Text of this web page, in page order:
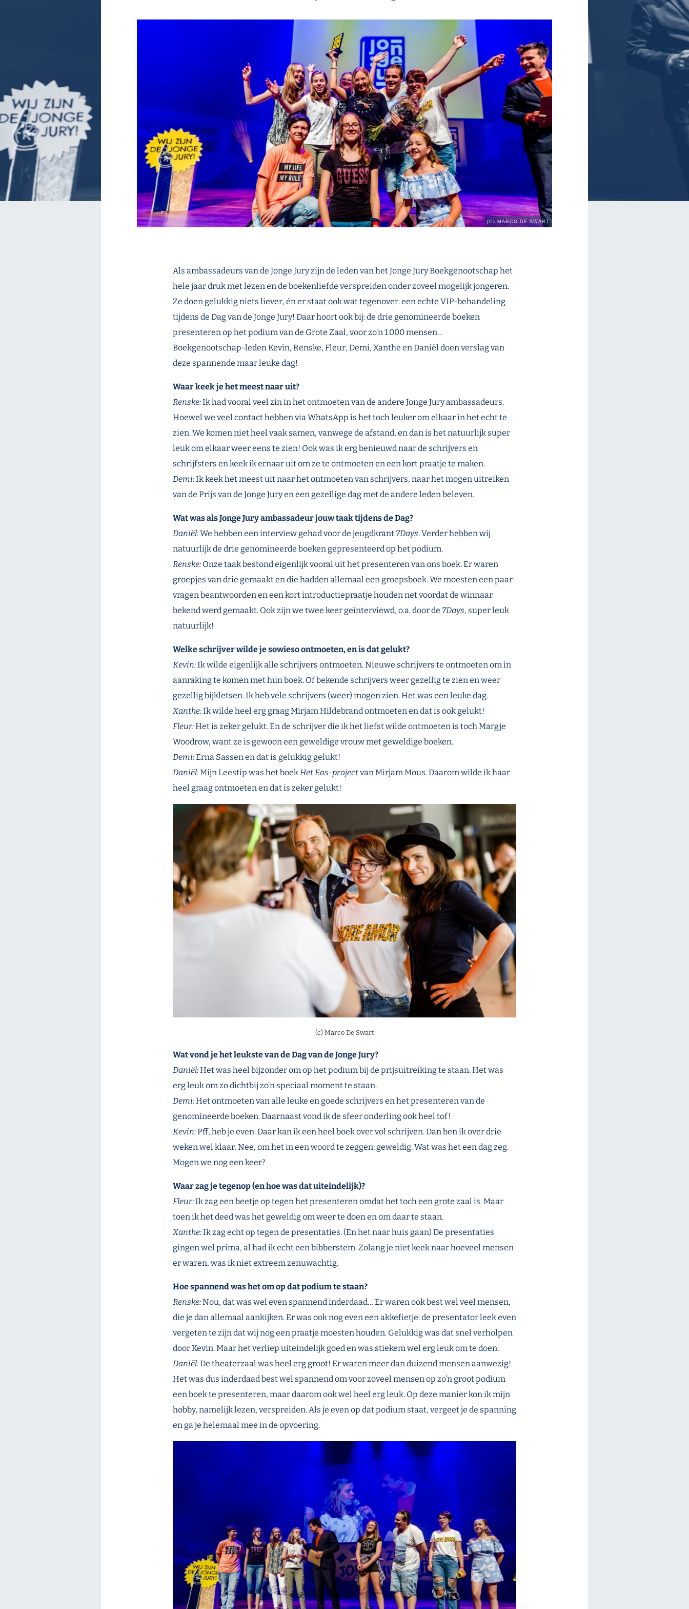
Als ambassadeurs van de Jonge Jury zijn de leden van het Jonge Jury Boekgenootschap het
hele jaar druk met lezen en de boekenliefde verspreiden onder zoveel mogelijk jongeren.
Ze doen gelukkig niets liever, én er staat ook wat tegenover: een echte VIP-behandeling
tijdens de Dag van de Jonge Jury! Daar hoort ook bij: de drie genomineerde boeken
presenteren op het podium van de Grote Zaal, voor zo’n 1.000 mensen…
Boekgenootschap-leden Kevin, Renske, Fleur, Demi, Xanthe en Daniël doen verslag van
deze spannende maar leuke dag!
Waar keek je het meest naar uit?
Renske:Ik had vooral veel zin in het ontmoeten van de andere Jonge Jury ambassadeurs.
Hoewel we veel contact hebben via WhatsApp is het toch leuker om elkaar in het echt te
zien. We komen niet heel vaak samen, vanwege de afstand, en dan is het natuurlijk super
leuk om elkaar weer eens te zien! Ook was ik erg benieuwd naar de schrijvers en
schrijfsters en keek ik ernaar uit om ze te ontmoeten en een kort praatje te maken.
Demi:Ik keek het meest uit naar het ontmoeten van schrijvers, naar het mogen uitreiken
van de Prijs van de Jonge Jury en een gezellige dag met de andere leden beleven.
Wat was als Jonge Jury ambassadeur jouw taak tijdens de Dag?
Daniël:We hebben een interview gehad voor de jeugdkrant 7Days. Verder hebben wij
natuurlijk de drie genomineerde boeken gepresenteerd op het podium.
Renske: Onze taak bestond eigenlijk vooral uit het presenteren van ons boek. Er waren
groepjes van drie gemaakt en die hadden allemaal een groepsboek. We moesten een paar
vragen beantwoorden en een kort introductiepraatje houden net voordat de winnaar
bekend werd gemaakt. Ook zijn we twee keer geïnterviewd, o.a. door de 7Days, super leuk
natuurlijk!
Welke schrijver wilde je sowieso ontmoeten, en is dat gelukt?
Kevin:Ik wilde eigenlijk alle schrijvers ontmoeten. Nieuwe schrijvers te ontmoeten om in
aanraking te komen met hun boek. Of bekende schrijvers weer gezellig te zien en weer
gezellig bijkletsen. Ik heb vele schrijvers (weer) mogen zien. Het was een leuke dag.
Xanthe:Ik wilde heel erg graag Mirjam Hildebrand ontmoeten en dat is ook gelukt!
Fleur:Het is zeker gelukt. En de schrijver die ik het liefst wilde ontmoeten is toch Margje
Woodrow, want ze is gewoon een geweldige vrouw met geweldige boeken.
Demi:Erna Sassen en dat is gelukkig gelukt!
Daniël:Mijn Leestip was het boekHet Eos-projectvan Mirjam Mous. Daarom wilde ik haar
heel graag ontmoeten en dat is zeker gelukt!
(c) Marco De Swart
Wat vond je het leukste van de Dag van de Jonge Jury?
Daniël:Het was heel bijzonder om op het podium bij de prijsuitreiking te staan. Het was
erg leuk om zo dichtbij zo’n speciaal moment te staan.
Demi:Het ontmoeten van alle leuke en goede schrijvers en het presenteren van de
genomineerde boeken. Daarnaast vond ik de sfeer onderling ook heel tof!
Kevin:Pff, heb je even. Daar kan ik een heel boek over vol schrijven. Dan ben ik over drie
weken wel klaar. Nee, om het in een woord te zeggen: geweldig. Wat was het een dag zeg.
Mogen we nog een keer?
Waar zag je tegenop (en hoe was dat uiteindelijk)?
Fleur:Ik zag een beetje op tegen het presenteren omdat het toch een grote zaal is. Maar
toen ik het deed was het geweldig om weer te doen en om daar te staan.
Xanthe:Ik zag echt op tegen de presentaties. (En het naar huis gaan) De presentaties
gingen wel prima, al had ik echt een bibberstem. Zolang je niet keek naar hoeveel mensen
er waren, was ik niet extreem zenuwachtig.
Hoe spannend was het om op dat podium te staan?
Renske:Nou, dat was wel even spannend inderdaad… Er waren ook best wel veel mensen,
die je dan allemaal aankijken. Er was ook nog even een akkefietje: de presentator leek even
vergeten te zijn dat wij nog een praatje moesten houden. Gelukkig was dat snel verholpen
door Kevin. Maar het verliep uiteindelijk goed en was stiekem wel erg leuk om te doen.
Daniël:De theaterzaal was heel erg groot! Er waren meer dan duizend mensen aanwezig!
Het was dus inderdaad best wel spannend om voor zoveel mensen op zo’n groot podium
een boek te presenteren, maar daarom ook wel heel erg leuk. Op deze manier kon ik mijn
hobby, namelijk lezen, verspreiden. Als je even op dat podium staat, vergeet je de spanning
en ga je helemaal mee in de opvoering.